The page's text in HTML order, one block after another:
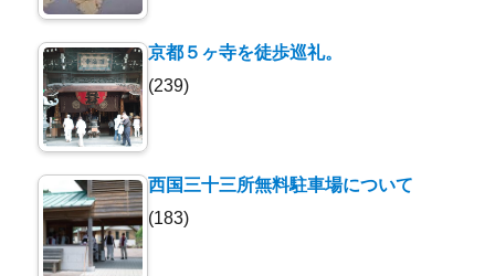
京都５ヶ寺を徒歩巡礼。
(239)
西国三十三所無料駐車場について
(183)